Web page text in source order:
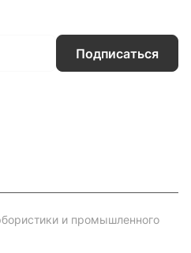
Подписаться
и промышленного